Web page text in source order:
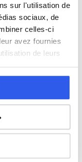
sur l'utilisation de
sociaux, de
celles-ci
avez fournies
de leurs